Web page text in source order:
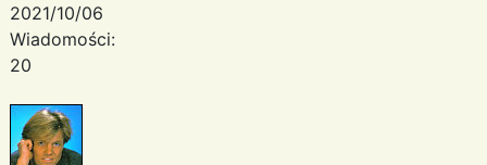
2021/10/06
Wiadomości:
20